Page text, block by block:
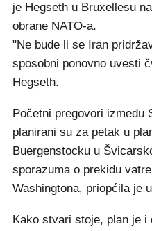
je Hegseth u Bruxellesu
obrane NATO-a.
"Ne bude li se Iran
sposobni ponovno uvesti
Hegseth.
Početni pregovori između
planirani su za petak u
Buergenstocku u
sporazuma o prekidu
Washingtona, priopćila je
Kako stvari stoje, plan je i